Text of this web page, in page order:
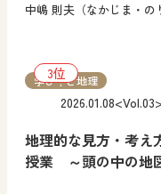
中嶋 則夫（なかじま・の
地理的な見方・考え
授業 ～頭の中の地
2026.01.08<Vol.03>
学び！と地理